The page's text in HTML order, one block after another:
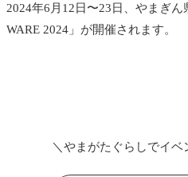
2024年6月12日〜23日、やまぎ
WARE 2024」が開催されます。
＼やまがたぐらしでイベ